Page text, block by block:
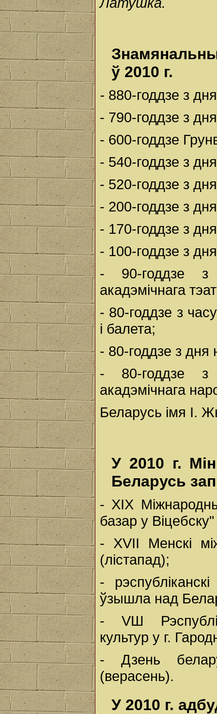
ў 2010 г.
- 880-годдзе з
- 790-годдзе з
- 600-годдзе
- 540-годдзе з
- 520-годдзе з
- 200-годдзе з
- 170-годдзе з
- 100-годдзе з
- 90-годдзе з
акадэмічнага
- 80-годдзе з
і балета;
- 80-годдзе з дня
- 80-годдзе з
акадэмічнага
Беларусь імя I.
У 2010 г.
Беларусь
- XIX
базар у
- XVII Менскі
(лістапад);
-
ўзышла над
- VШ
культур у г.
- Дзень
(верасень).
У 2010 г.